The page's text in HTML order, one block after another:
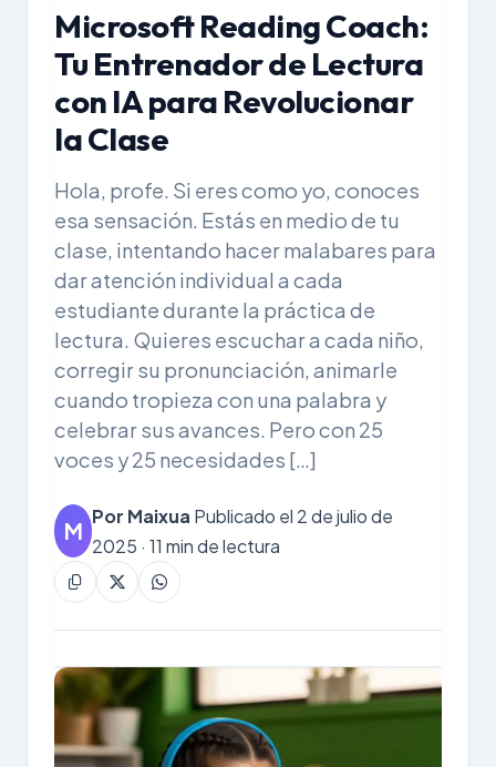
Microsoft Reading Coach:
Tu Entrenador de Lectura
con IA para Revolucionar
la Clase
Hola, profe. Si eres como yo, conoces
esa sensación. Estás en medio de tu
clase, intentando hacer malabares para
dar atención individual a cada
estudiante durante la práctica de
lectura. Quieres escuchar a cada niño,
corregir su pronunciación, animarle
cuando tropieza con una palabra y
celebrar sus avances. Pero con 25
voces y 25 necesidades […]
M
Por Maixua Publicado el 2 de julio de
2025 · 11 min de lectura